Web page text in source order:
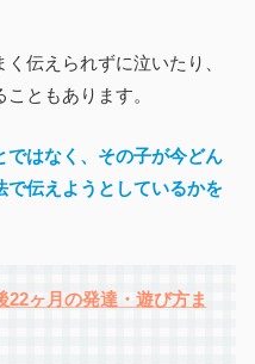
伝えられずに泣いたり、
ともあります。
ではなく、その子が今どん
で伝えようとしているかを
22ヶ月の発達・遊び方ま